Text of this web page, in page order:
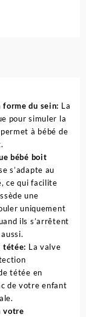
du sein: La
pour simuler la
à bébé de
bébé boit
s’adapte au
ce qui facilite
une
uniquement
ils s’arrêtent
tétée: La valve
tétée en
de votre enfant
votre